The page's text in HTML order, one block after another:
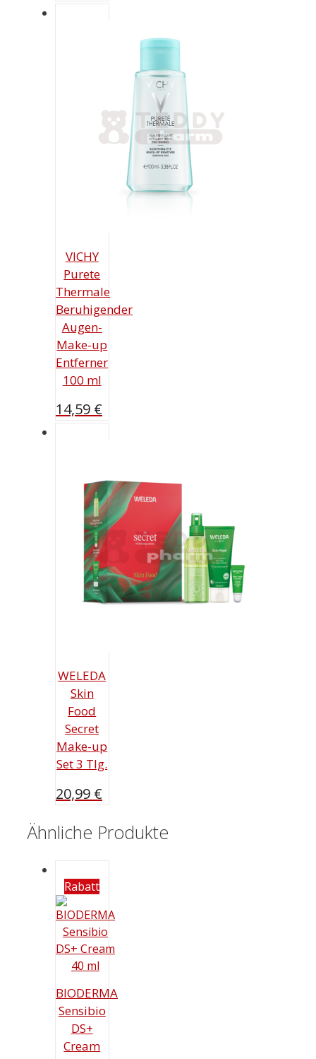
VICHY
Purete
Thermale
Beruhigender
Augen-
Make-up
Entferner
100 ml
14,59 €
WELEDA
Skin
Food
Secret
Make-up
Set 3 Tlg.
20,99 €
Ähnliche Produkte
Rabatt
BIODERMA
Sensibio
DS+
Cream